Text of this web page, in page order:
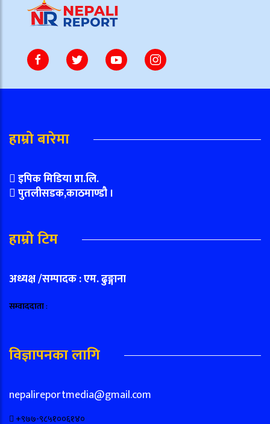
हाम्रो बारेमा
इपिक मिडिया प्रा.लि.
पुतलीसडक,काठमाण्डौ ।
हाम्रो टिम
अध्यक्ष /सम्पादक : एम. ढुङ्गाना
सम्वाददाता:
विज्ञापनका लागि
nepalireportmedia@gmail.com
+९७७-९८५१००६१४०